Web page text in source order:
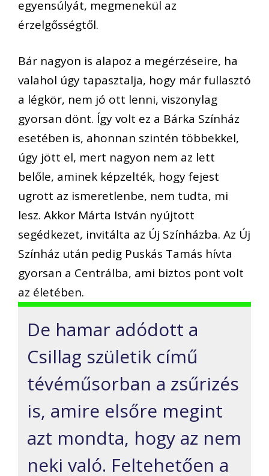
egyensúlyát, megmenekül az
érzelgősségtől.
Bár nagyon is alapoz a megérzéseire, ha
valahol úgy tapasztalja, hogy már fullasztó
a légkör, nem jó ott lenni, viszonylag
gyorsan dönt. Így volt ez a Bárka Színház
esetében is, ahonnan szintén többekkel,
úgy jött el, mert nagyon nem az lett
belőle, aminek képzelték, hogy fejest
ugrott az ismeretlenbe, nem tudta, mi
lesz. Akkor Márta István nyújtott
segédkezet, invitálta az Új Színházba. Az Új
Színház után pedig Puskás Tamás hívta
gyorsan a Centrálba, ami biztos pont volt
az életében.
De hamar adódott a
Csillag születik című
tévéműsorban a zsűrizés
is, amire elsőre megint
azt mondta, hogy az nem
neki való. Feltehetően a